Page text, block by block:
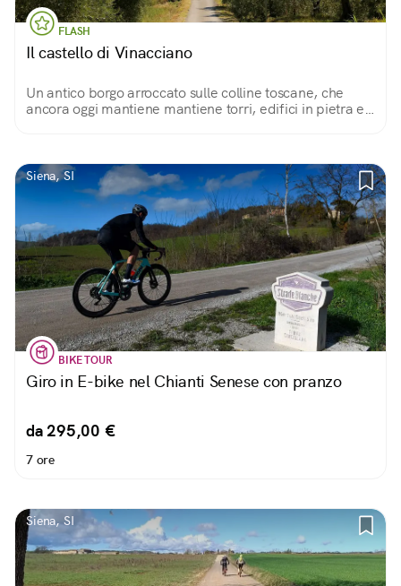
FLASH
Il castello di Vinacciano
Un antico borgo arroccato sulle colline toscane, che
ancora oggi mantiene mantiene torri, edifici in pietra e
Siena, SI
BIKE TOUR
Giro in E-bike nel Chianti Senese con pranzo
da 295,00 €
7 ore
Siena, SI